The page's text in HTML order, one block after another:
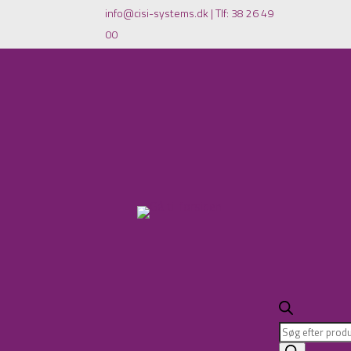
info@cisi-systems.dk |Tlf: 38 26 49
00
Products